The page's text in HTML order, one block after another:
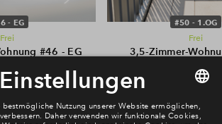
- EG
Frei
#46 - EG
#50 - 1.OG
Frei
3,5-Zimmer-
1.OG
€ 421.000
Kirschweide